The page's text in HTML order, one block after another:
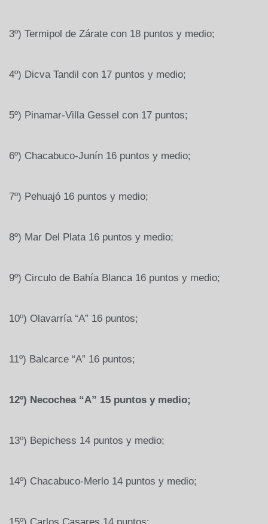
3º) Termipol de Zárate con 18 puntos y medio;
4º) Dicva Tandil con 17 puntos y medio;
5º) Pinamar-Villa Gessel con 17 puntos;
6º) Chacabuco-Junín 16 puntos y medio;
7º) Pehuajó 16 puntos y medio;
8º) Mar Del Plata 16 puntos y medio;
9º) Circulo de Bahía Blanca 16 puntos y medio;
10º) Olavarría “A” 16 puntos;
11º) Balcarce “A” 16 puntos;
12º) Necochea “A” 15 puntos y medio;
13º) Bepichess 14 puntos y medio;
14º) Chacabuco-Merlo 14 puntos y medio;